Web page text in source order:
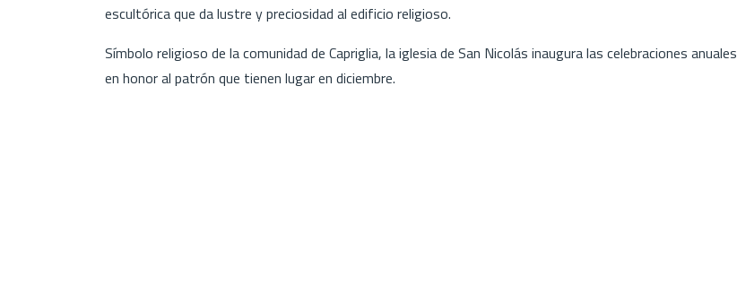
escultórica que da lustre y preciosidad al edificio religioso.
Símbolo religioso de la comunidad de Capriglia, la iglesia de San Nicolás inaugura las celebraciones anuales
en honor al patrón que tienen lugar en diciembre.